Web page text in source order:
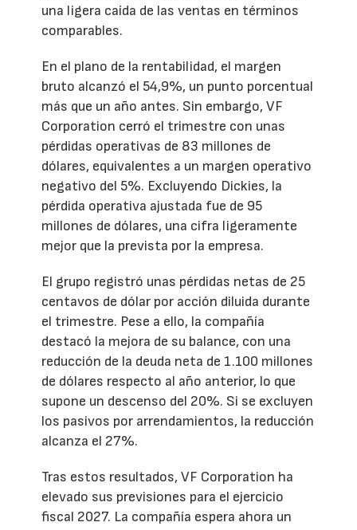
una ligera caída de las ventas en términos
comparables.
En el plano de la rentabilidad, el margen
bruto alcanzó el 54,9%, un punto porcentual
más que un año antes. Sin embargo, VF
Corporation cerró el trimestre con unas
pérdidas operativas de 83 millones de
dólares, equivalentes a un margen operativo
negativo del 5%. Excluyendo Dickies, la
pérdida operativa ajustada fue de 95
millones de dólares, una cifra ligeramente
mejor que la prevista por la empresa.
El grupo registró unas pérdidas netas de 25
centavos de dólar por acción diluida durante
el trimestre. Pese a ello, la compañía
destacó la mejora de su balance, con una
reducción de la deuda neta de 1.100 millones
de dólares respecto al año anterior, lo que
supone un descenso del 20%. Si se excluyen
los pasivos por arrendamientos, la reducción
alcanza el 27%.
Tras estos resultados, VF Corporation ha
elevado sus previsiones para el ejercicio
fiscal 2027. La compañía espera ahora un